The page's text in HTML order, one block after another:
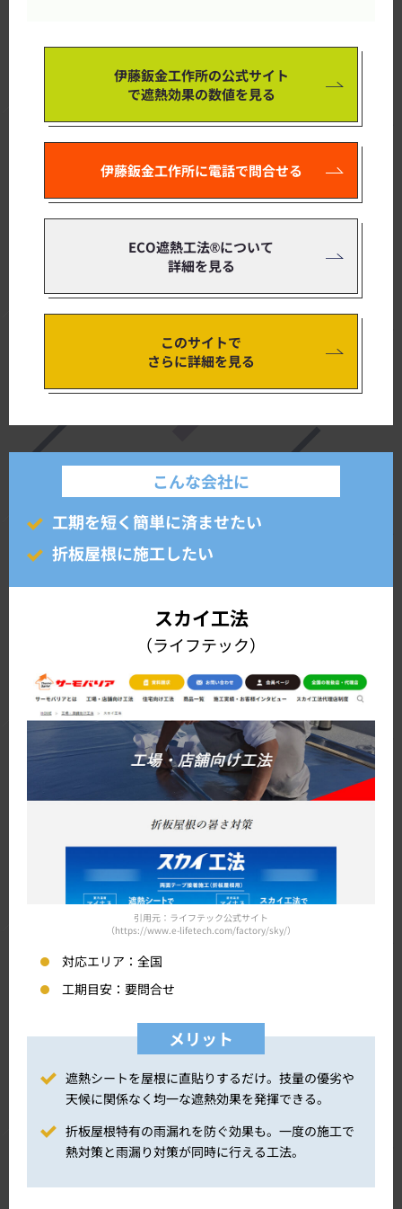
伊藤鈑金工作所の公式サイト
で遮熱効果の数値を見る
伊藤鈑金工作所に電話で問合せる
ECO遮熱工法®について
詳細を見る
このサイトで
さらに詳細を見る
こんな会社に
工期を短く簡単に済ませたい
折板屋根に施工したい
スカイ工法
（ライフテック）
引用元：ライフテック公式サイト
（https://www.e-lifetech.com/factory/sky/）
対応エリア： 全国
工期目安： 要問合せ
メリット
遮熱シートを屋根に直貼りするだけ。技量の優劣や
天候に関係なく均一な遮熱効果を発揮できる。
折板屋根特有の雨漏れを防ぐ効果も。一度の施工で
熱対策と雨漏り対策が同時に行える工法。